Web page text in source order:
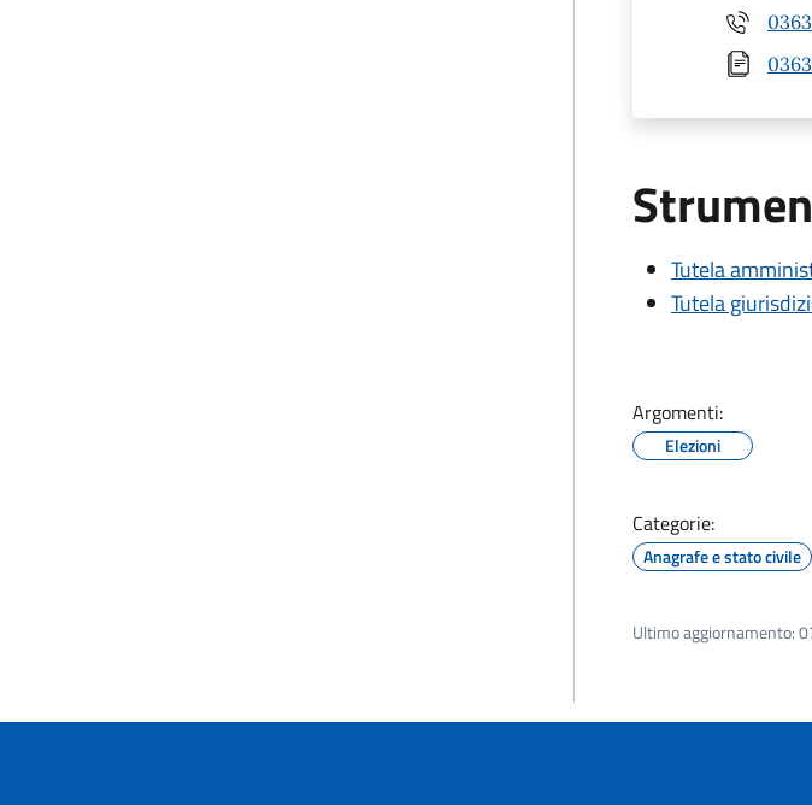
Tutela
Tutela
Argomenti:
Elezioni
Categorie:
Anagrafe e stato civile
Ultimo aggiornamento: